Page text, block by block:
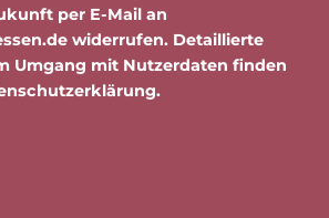
per E-Mail an
widerrufen. Detaillierte
Umgang mit Nutzerdaten finden
.